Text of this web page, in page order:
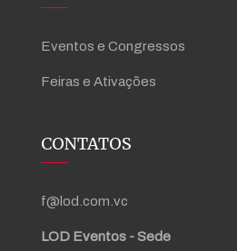
Eventos e Congressos
Feiras e Ativações
CONTATOS
f@lod.com.vc
LOD Eventos - Sede